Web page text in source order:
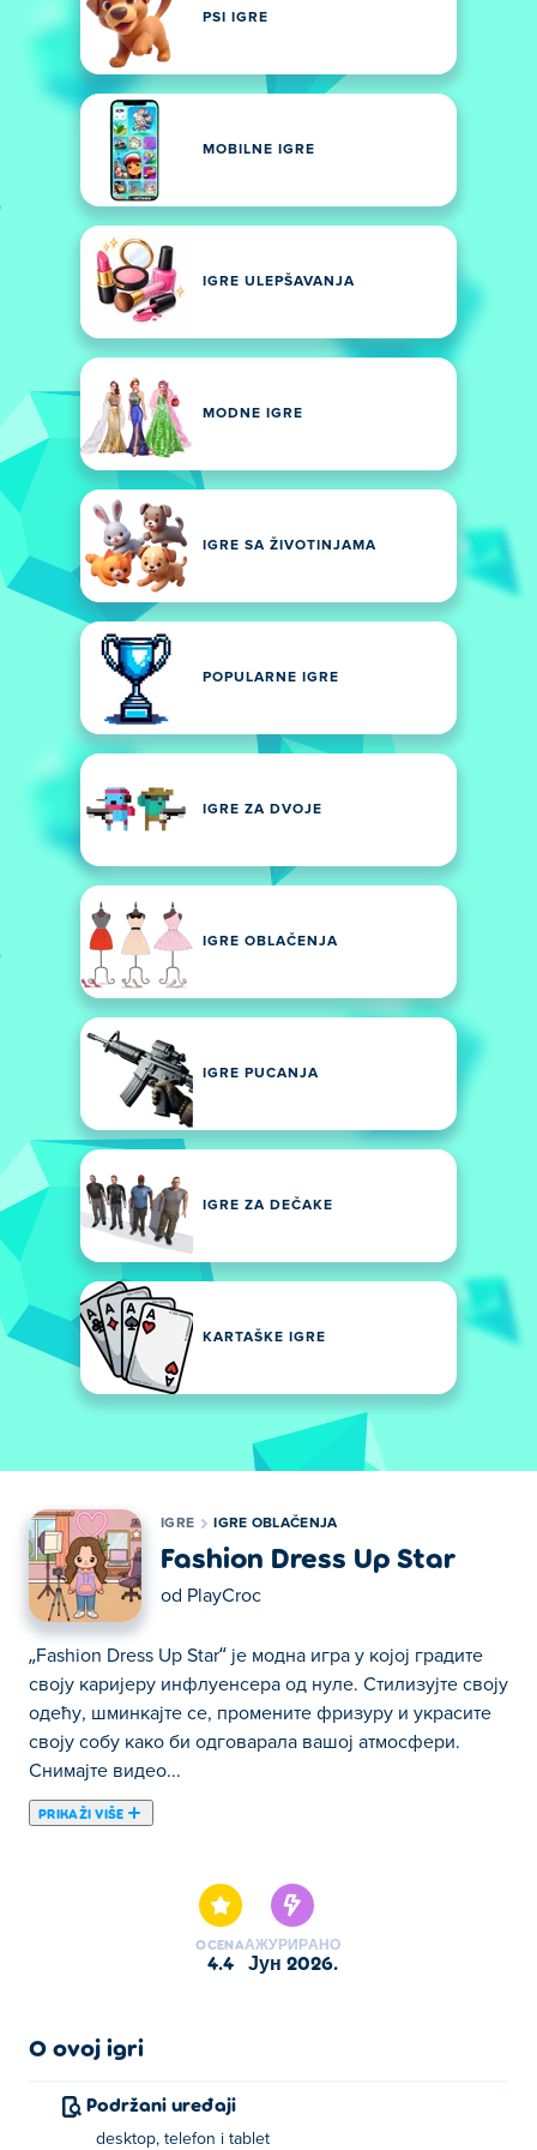
PSI IGRE
MOBILNE IGRE
IGRE ULEPŠAVANJA
MODNE IGRE
IGRE SA ŽIVOTINJAMA
POPULARNE IGRE
IGRE ZA DVOJE
IGRE OBLAČENJA
IGRE PUCANJA
IGRE ZA DEČAKE
KARTAŠKE IGRE
IGRE IGRE OBLAČENJA
Fashion Dress Up Star
od PlayCroc
„Fashion Dress Up Star“ је модна игра у којој градите
своју каријеру инфлуенсера од нуле. Стилизујте своју
одећу, шминкајте се, промените фризуру и украсите
своју собу како би одговарала вашој атмосфери.
Снимајте видео...
PRIKAŽI VIŠE
одећу, шминкајте се, промените фризуру и украсите
своју собу како би одговарала вашој атмосфери.
Снимајте видео записе да бисте скупили лајкове и
виши ниво. Што више садржаја креирате, то већи број
блистате и постанете звезда каква сте одувек требали
OCENA
4.4
АЖУРИРАНО
јун 2026.
O ovoj igri
Podržani uređaji
desktop, telefon i tablet